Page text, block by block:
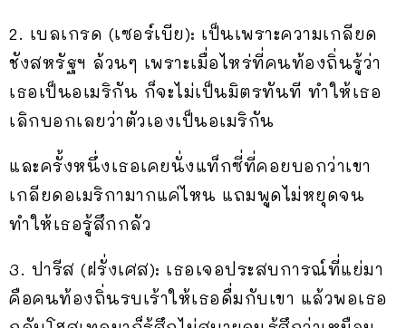
2. เบลเกรด (เซอร์เบีย): เป็นเพราะความเกลียด
ชังสหรัฐฯ ล้วนๆ เพราะเมื่อไหร่ที่คนท้องถิ่นรู้ว่า
เธอเป็นอเมริกัน ก็จะไม่เป็นมิตรทันที ทำให้เธอ
เลิกบอกเลยว่าตัวเองเป็นอเมริกัน
และครั้งหนึ่งเธอเคยนั่งแท็กซี่ที่คอยบอกว่าเขา
เกลียดอเมริกามากแค่ไหน แถมพูดไม่หยุดจน
ทำให้เธอรู้สึกกลัว
3. ปารีส (ฝรั่งเศส): เธอเจอประสบการณ์ที่แย่มา
คือคนท้องถิ่นรบเร้าให้เธอดื่มกับเขา แล้วพอเธอ